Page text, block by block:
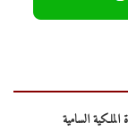
السامية